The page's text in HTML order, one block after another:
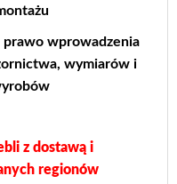
prawo wprowadzenia
wymiarów i
z dostawą i
regionów